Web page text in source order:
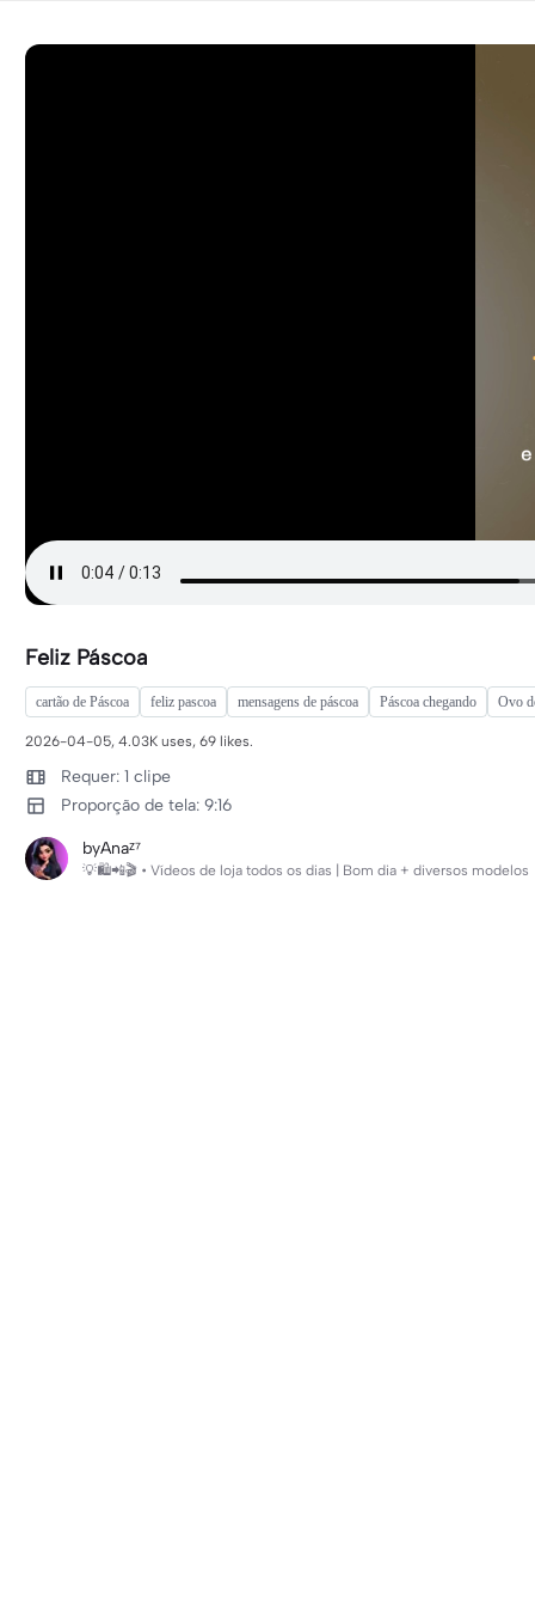
Feliz Páscoa
cartão de Páscoa feliz pascoa mensagens de páscoa Páscoa chegando Ovo
2026-04-05, 4.03K uses, 69 likes.
Requer: 1 clipe
Proporção de tela: 9:16
byAnaᶻ⁷
💡🛍️📲🎬 • Vídeos de loja todos os dias | Bom dia + diversos modelos